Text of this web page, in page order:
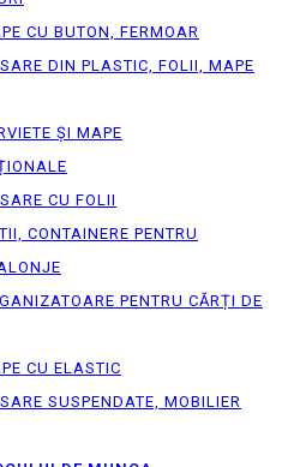
CU BUTON, FERMOAR
DIN PLASTIC, FOLII, MAPE
ȘI MAPE
CU FOLII
CONTAINERE PENTRU
PENTRU CĂRȚI DE
CU ELASTIC
SUSPENDATE, MOBILIER